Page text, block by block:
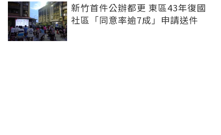
新竹首件公辦都更 東區43年復國
社區「同意率逾7成」申請送件